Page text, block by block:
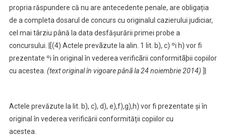
propria răspundere că nu are antecedente penale, are obligația
de a completa dosarul de concurs cu originalul cazierului judiciar,
cel mai târziu până la data desfășurării primei probe a
concursului. |[(4) Actele prevãzute la alin. 1 lit. b), c) ºi h) vor fi
prezentate ºi în original în vederea verificãrii conformitãþii copiilor
cu acestea. (text original în vigoare pânã la 24 noiembrie 2014) ]|
Actele prevăzute la lit. b), c), d), e),f),g),h) vor fi prezentate și în
original în vederea verificării conformității copiilor cu
acestea.